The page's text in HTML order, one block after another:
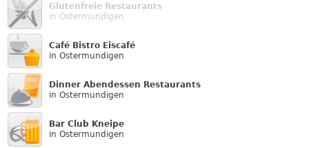
Glutenfreie Restaurants
in Ostermundigen
Café Bistro Eiscafé
in Ostermundigen
Dinner Abendessen Restaurants
in Ostermundigen
Bar Club Kneipe
in Ostermundigen